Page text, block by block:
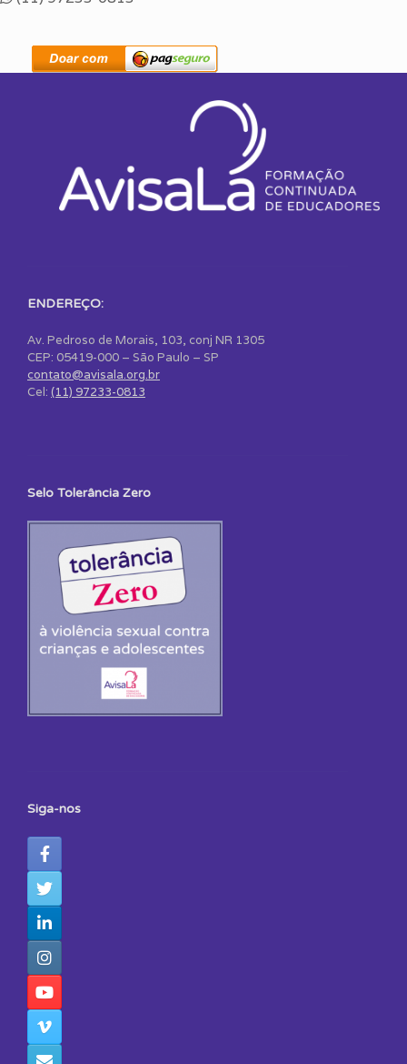
ENDEREÇO:
Av. Pedroso de Morais, 103, conj NR 1305
CEP: 05419-000 – São Paulo – SP
contato@avisala.org.br
Cel: (11) 97233-0813
Selo Tolerância Zero
Siga-nos